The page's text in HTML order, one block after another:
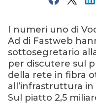
I numeri uno di
Ad di Fastweb
sottosegretario
per discutere sul
della rete in fibra
all’infrastruttura
Sul piatto 2,5